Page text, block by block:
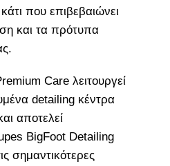
που επιβεβαιώνει
και τα πρότυπα
Care λειτουργεί
detailing κέντρα
αποτελεί
BigFoot Detailing
σημαντικότερες